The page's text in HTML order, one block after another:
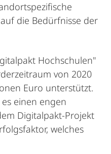
die Bedürfnisse der
Hochschulen"
von 2020
Euro unterstützt.
einen engen
Digitalpakt-Projekt
welches